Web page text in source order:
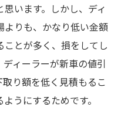
います。しかし、ディ
よりも、かなり低い金額
とが多く、損をしてし
ィーラーが新車の値引
り額を低く見積もるこ
うにするためです。